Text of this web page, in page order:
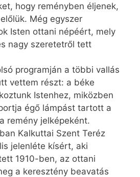
hogy reményben éljenek,
Még egyszer
Isten ottani népéért, mely
nagy szeretetről tett
programján a többi vallás
vettem részt: a béke
Istenhez, miközben
égő lámpást tartott a
remény jelképeként.
Kalkuttai Szent Teréz
jelenléte kísért, aki
1910-ben, az ottani
a keresztény beavatás